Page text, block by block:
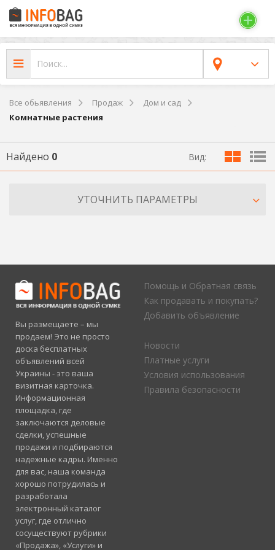
Все обьявления Продаж
Дом и сад
Комнатные растения
Найдено 0 Вид:
УТОЧНИТЬ ПАРАМЕТРЫ
Вы размещаете – мы
продаем! Это не просто
доска бесплатных
объявлений всей
Украины - это ваша
визитная карточка.
Информационная
площадка, где
заключаются деловые
сделки, успешные
продажи и подбираются
надежные кадры. Именно
для вас, наша команда
хорошо потрудилась и
разработала
электронный каталог
услуг, где отлично
сосуществуют рубрики
«Продажа», «Услуги» и
Помощь и Обратная связь
Как продавать и покупать?
Добавить объявление
Новости
Платные услуги
Условия использования
Правила безопасности